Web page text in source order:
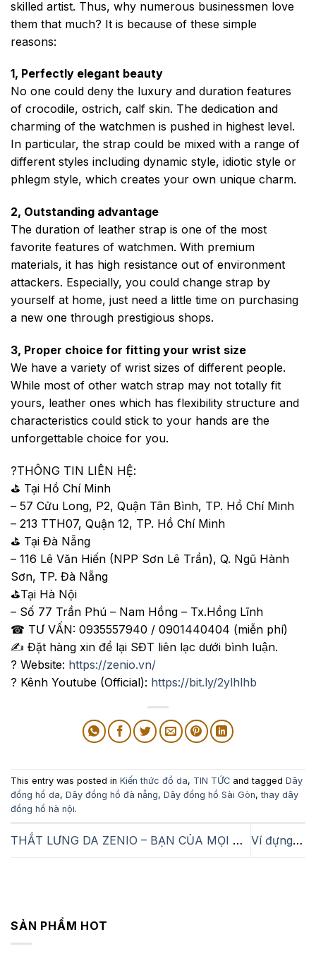
skilled artist. Thus, why numerous businessmen love
them that much? It is because of these simple
reasons:
1, Perfectly elegant beauty
No one could deny the luxury and duration features
of crocodile, ostrich, calf skin. The dedication and
charming of the watchmen is pushed in highest level.
In particular, the strap could be mixed with a range of
different styles including dynamic style, idiotic style or
phlegm style, which creates your own unique charm.
2, Outstanding advantage
The duration of leather strap is one of the most
favorite features of watchmen. With premium
materials, it has high resistance out of environment
attackers. Especially, you could change strap by
yourself at home, just need a little time on purchasing
a new one through prestigious shops.
3, Proper choice for fitting your wrist size
We have a variety of wrist sizes of different people.
While most of other watch strap may not totally fit
yours, leather ones which has flexibility structure and
characteristics could stick to your hands are the
unforgettable choice for you.
?THÔNG TIN LIÊN HỆ:
⛳️ Tại Hồ Chí Minh
– 57 Cửu Long, P2, Quận Tân Bình, TP. Hồ Chí Minh
– 213 TTH07, Quận 12, TP. Hồ Chí Minh
⛳️ Tại Đà Nẵng
– 116 Lê Văn Hiến (NPP Sơn Lê Trần), Q. Ngũ Hành
Sơn, TP. Đà Nẵng
⛳️Tại Hà Nội
– Số 77 Trần Phú – Nam Hồng – Tx.Hồng Lĩnh
☎ TƯ VẤN: 0935557940 / 0901440404 (miễn phí)
✍️ Đặt hàng xin để lại SĐT liên lạc dưới bình luận.
? Website: https://zenio.vn/
? Kênh Youtube (Official): https://bit.ly/2ylhlhb
This entry was posted in Kiến thức đồ da, TIN TỨC and tagged Dây
đồng hồ da, Dây đồng hồ đà nẵng, Dây đồng hồ Sài Gòn,thay dây
đồng hồ hà nội.
THẮT LƯNG DA ZENIO – BẠN CỦA MỌI NHÀ Ví đựng name card – Ví đựng card visit
SẢN PHẨM HOT